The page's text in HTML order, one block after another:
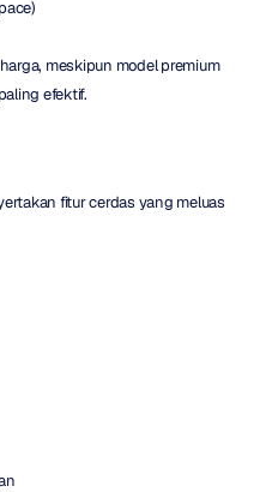
meskipun model premium
efektif.
fitur cerdas yang meluas